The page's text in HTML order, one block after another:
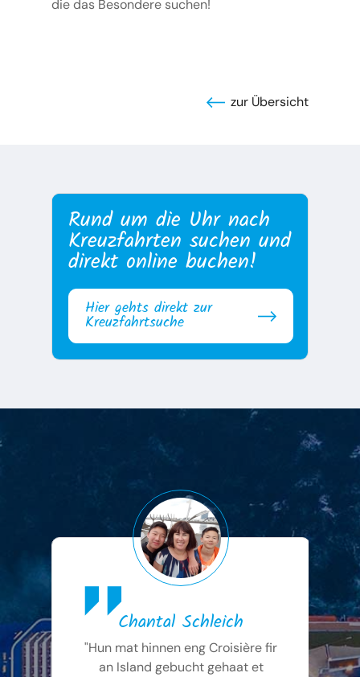
die das Besondere suchen!
zur Übersicht
Rund um die Uhr nach
Kreuzfahrten suchen und
direkt online buchen!
Hier gehts direkt zur
Kreuzfahrtsuche
Chantal Schleich
"Hun mat hinnen eng Croisière fir
an Island gebucht gehaat et